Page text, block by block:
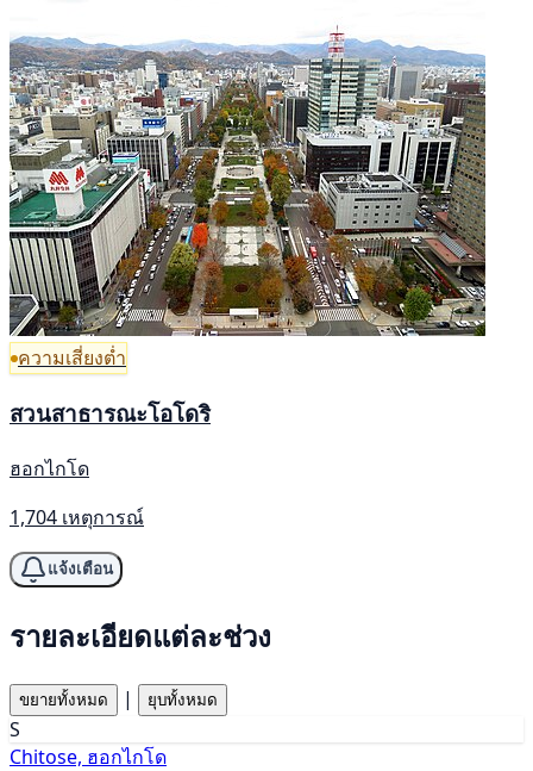
ความเสี่ยงต่ำ
สวนสาธารณะโอโดริ
ฮอกไกโด
1,704 เหตุการณ์
แจ้งเตือน
รายละเอียดแต่ละช่วง
ขยายทั้งหมด | ยุบทั้งหมด
S
Chitose, ฮอกไกโด